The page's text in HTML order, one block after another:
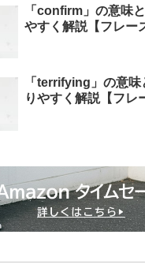
「confirm」の意味
やすく解説【フレー
「terrifying」の意
りやすく解説【フレ